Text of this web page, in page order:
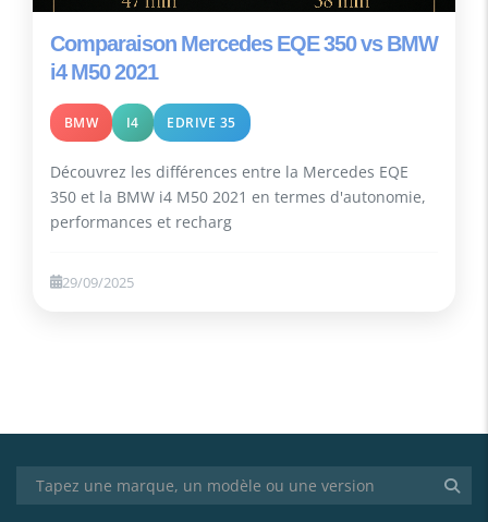
Comparaison Mercedes EQE 350 vs BMW
i4 M50 2021
BMW I4 EDRIVE 35
Découvrez les différences entre la Mercedes EQE
350 et la BMW i4 M50 2021 en termes d'autonomie,
performances et recharg
29/09/2025